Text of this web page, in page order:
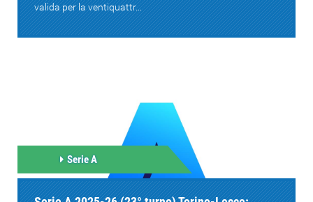
valida per la ventiquattr...
Serie A